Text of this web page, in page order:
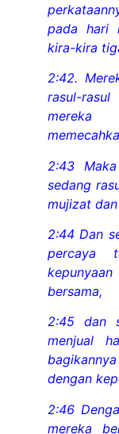
pada hari
kira-kira
2:42.
rasul-
mereka
2:43
sedang
mujizat
2:44 Dan
percaya
bersama,
2:45 dan
menjual
dengan
2:46
mereka